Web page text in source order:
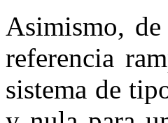
Asimismo,
referencia
sistema de